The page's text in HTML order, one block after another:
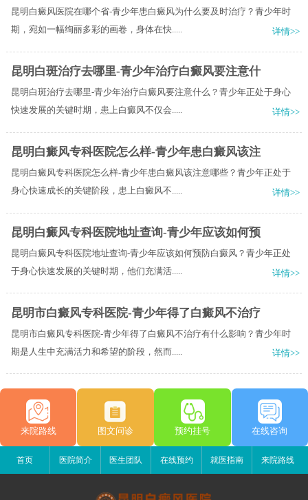
昆明白癜风医院在哪个省-青少年患白癜风为什么要及时治疗？青少年时
期，宛如一幅绚丽多彩的画卷，身体在快.....
详情>>
昆明白斑治疗去哪里-青少年治疗白癜风要注意什
昆明白斑治疗去哪里-青少年治疗白癜风要注意什么？青少年正处于身心
快速发展的关键时期，患上白癜风不仅会.....
详情>>
昆明白癜风专科医院怎么样-青少年患白癜风该注
昆明白癜风专科医院怎么样-青少年患白癜风该注意哪些？青少年正处于
身心快速成长的关键阶段，患上白癜风不.....
详情>>
昆明白癜风专科医院地址查询-青少年应该如何预
昆明白癜风专科医院地址查询-青少年应该如何预防白癜风？青少年正处
于身心快速发展的关键时期，他们充满活.....
详情>>
昆明市白癜风专科医院-青少年得了白癜风不治疗
昆明市白癜风专科医院-青少年得了白癜风不治疗有什么影响？青少年时
期是人生中充满活力和希望的阶段，然而.....
详情>>
来院路线 图文问诊 预约挂号 在线咨询
首页 医院简介 医生团队 在线预约 就医指南 来院路线